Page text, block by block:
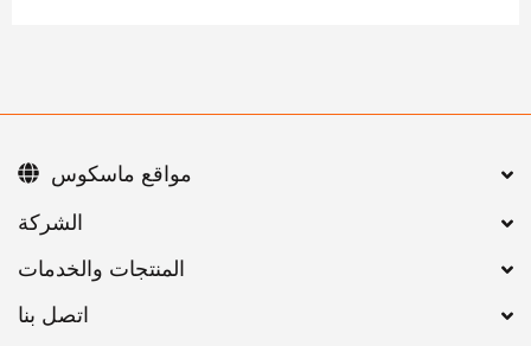
اتصل بنا
مواقع ماسكوس